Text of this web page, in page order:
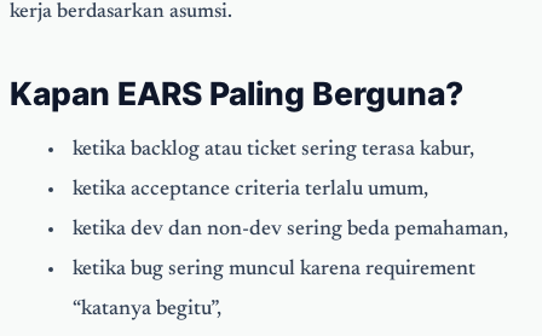
kerja berdasarkan asumsi.
Kapan EARS Paling Berguna?
ketika backlog atau ticket sering terasa kabur,
ketika acceptance criteria terlalu umum,
ketika dev dan non-dev sering beda pemahaman,
ketika bug sering muncul karena requirement
“katanya begitu”,